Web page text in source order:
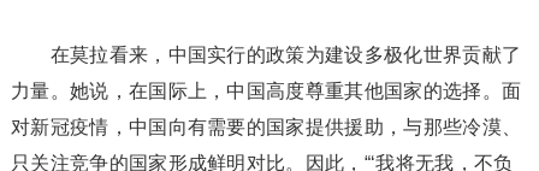
在莫拉看来，中国实行的政策为建设多极化世界贡献了
力量。她说，在国际上，中国高度尊重其他国家的选择。面
对新冠疫情，中国向有需要的国家提供援助，与那些冷漠、
只关注竞争的国家形成鲜明对比。因此，“‘我将无我，不负